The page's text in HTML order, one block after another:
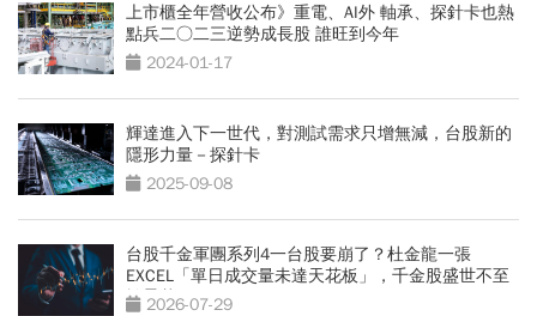
上市櫃全年營收公布》重電、AI外 軸承、探針卡也熱
點兵二○二三逆勢成長股 誰旺到今年
2024-01-17
輝達進入下一世代，對測試需求只增無減，台股新的
隱形力量－探針卡
2025-09-08
台股千金軍團系列4一台股要崩了？杜金龍一張
EXCEL「單日成交量未達天花板」，千金股盛世不至
於曇花一現
2026-07-29